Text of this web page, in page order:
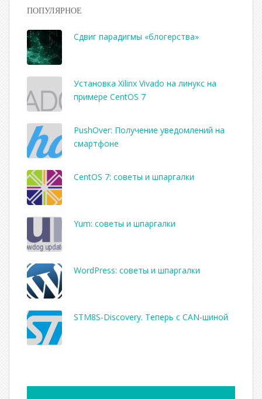
ПОПУЛЯРНОЕ
Сдвиг парадигмы «блогерства»
Установка Xilinx Vivado на линукс на
примере CentOS 7
PushOver: Получение уведомлений на
смартфоне
CentOS 7: советы и шпаргалки
Yum: советы и шпаргалки
WordPress: советы и шпаргалки
STM8S-Discovery. Теперь с CAN-шиной